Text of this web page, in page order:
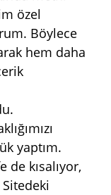
özel
Böylece
hem daha
yaptım.
de kısalıyor,